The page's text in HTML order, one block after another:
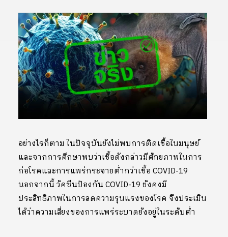
อย่างไรก็ตาม ในปัจจุบันยังไม่พบการติดเชื้อในมนุษย์
และจากการศึกษาพบว่าเชื้อดังกล่าวมีศักยภาพในการ
ก่อโรคและการแพร่กระจายต่ำกว่าเชื้อ COVID-19
นอกจากนี้ วัคซีนป้องกัน COVID-19 ยังคงมี
ประสิทธิภาพในการลดความรุนแรงของโรค จึงประเมิน
ได้ว่าความเสี่ยงของการแพร่ระบาดยังอยู่ในระดับต่ำ